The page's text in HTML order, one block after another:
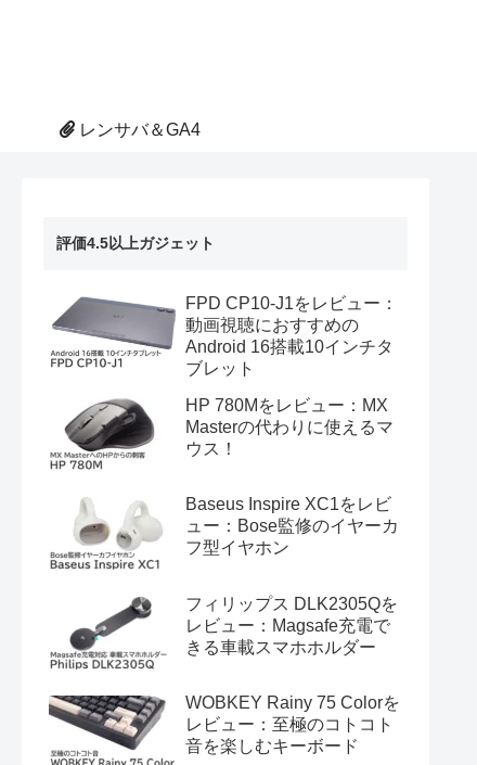
レンサバ＆GA4
評価4.5以上ガジェット
FPD CP10-J1をレビュー：
動画視聴におすすめの
Android 16搭載10インチタ
ブレット
HP 780Mをレビュー：MX
Masterの代わりに使えるマ
ウス！
Baseus Inspire XC1をレビ
ュー：Bose監修のイヤーカ
フ型イヤホン
フィリップス DLK2305Qを
レビュー：Magsafe充電で
きる車載スマホホルダー
WOBKEY Rainy 75 Colorを
レビュー：至極のコトコト
音を楽しむキーボード